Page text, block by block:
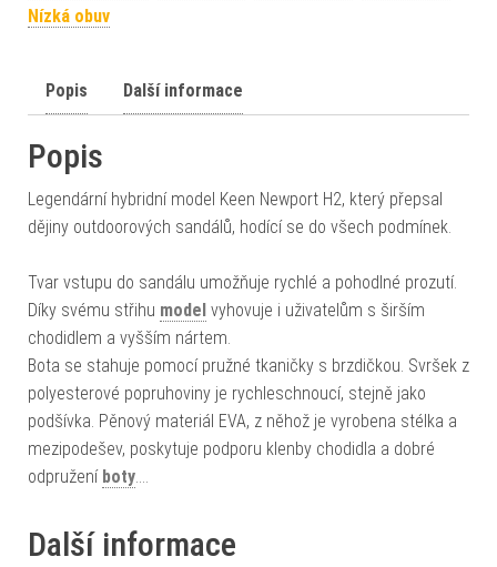
Nízká obuv
Popis Další informace
Popis
Legendární hybridní model Keen Newport H2, který přepsal
dějiny outdoorových sandálů, hodící se do všech podmínek.
Tvar vstupu do sandálu umožňuje rychlé a pohodlné prozutí.
Díky svému střihu model vyhovuje i uživatelům s širším
chodidlem a vyšším nártem.
Bota se stahuje pomocí pružné tkaničky s brzdičkou. Svršek z
polyesterové popruhoviny je rychleschnoucí, stejně jako
podšívka. Pěnový materiál EVA, z něhož je vyrobena stélka a
mezipodešev, poskytuje podporu klenby chodidla a dobré
odpružení boty.…
Další informace